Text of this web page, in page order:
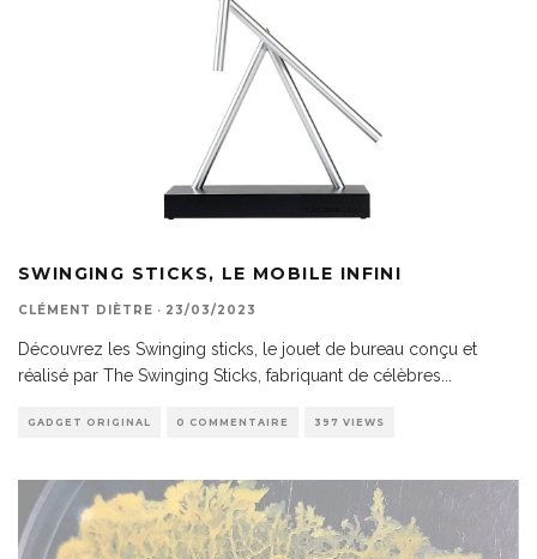
SWINGING STICKS, LE MOBILE INFINI
CLÉMENT DIÈTRE · 23/03/2023
Découvrez les Swinging sticks, le jouet de bureau conçu et
réalisé par The Swinging Sticks, fabriquant de célèbres
GADGET ORIGINAL 0 COMMENTAIRE 397 VIEWS